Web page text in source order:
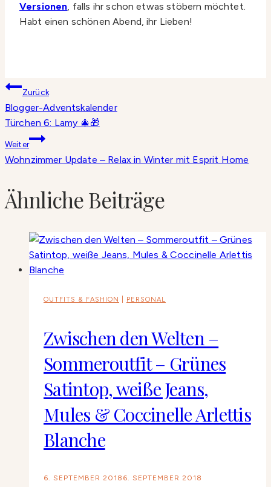
Versionen, falls ihr schon etwas stöbern möchtet.
Habt einen schönen Abend, ihr Lieben!
Beitragsnavigation
Zurück
Blogger-Adventskalender
Türchen 6: Lamy 🎄🎁
Weiter
Wohnzimmer Update – Relax in Winter mit Esprit Home
Ähnliche Beiträge
OUTFITS & FASHION PERSONAL
Zwischen den Welten –
Sommeroutfit – Grünes
Satintop, weiße Jeans,
Mules & Coccinelle Arlettis
Blanche
6. SEPTEMBER 2018 6. SEPTEMBER 2018